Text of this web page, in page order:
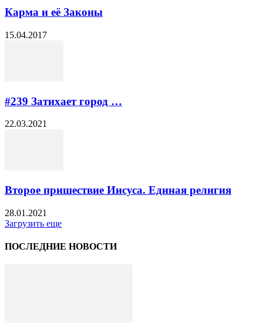
Карма и её Законы
15.04.2017
#239​ Затихает город …
22.03.2021
Второе пришествие Иисуса. Единая религия
28.01.2021
Загрузить еще
ПОСЛЕДНИЕ НОВОСТИ